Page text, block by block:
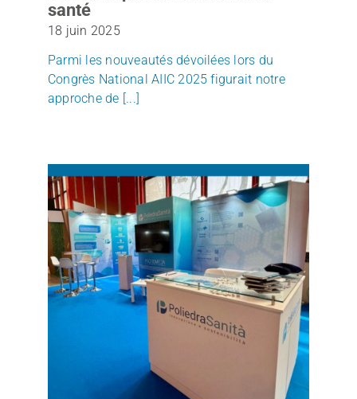
santé
18 juin 2025
Parmi les nouveautés dévoilées lors du
Congrès National AIIC 2025 figurait notre
approche de [...]